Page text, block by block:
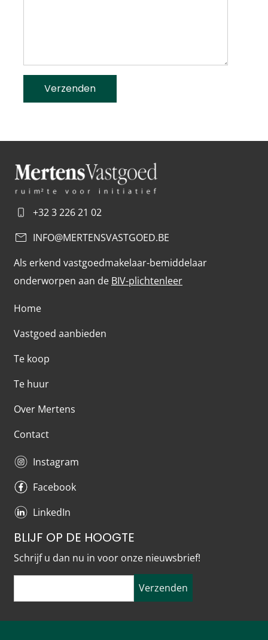
Verzenden
+32 3 226 21 02
INFO@MERTENSVASTGOED.BE
Als erkend vastgoedmakelaar-bemiddelaar
onderworpen aan de BIV-plichtenleer
Home
Vastgoed aanbieden
Te koop
Te huur
Over Mertens
Contact
Instagram
Facebook
LinkedIn
BLIJF OP DE HOOGTE
Schrijf u dan nu in voor onze nieuwsbrief!
Verzenden